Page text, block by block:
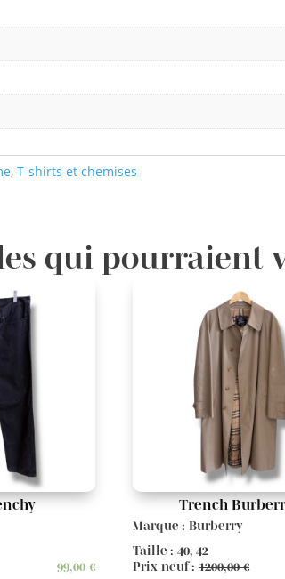
,T-shirts et chemises
qui pourraient
99,00€
Trench
Marque : Burberry
Taille : 40, 42
Prix neuf :1200,00€